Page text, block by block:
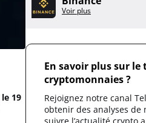
le 19
Voir plus
En savoir plus sur le
cryptomonnaies ?
Rejoignez notre canal
obtenir des analyses de